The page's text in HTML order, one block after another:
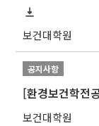
보건대학원
공지사항
[환경보건학전
보건대학원